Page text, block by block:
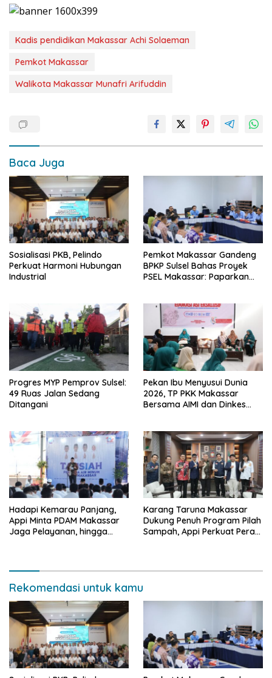
Kadis pendidikan Makassar Achi Solaeman
Pemkot Makassar
Walikota Makassar Munafri Arifuddin
Baca Juga
Sosialisasi PKB, Pelindo
Perkuat Harmoni Hubungan
Industrial
Pemkot Makassar Gandeng
BPKP Sulsel Bahas Proyek
PSEL Makassar: Paparkan
Progres MYP Pemprov Sulsel:
49 Ruas Jalan Sedang
Ditangani
Pekan Ibu Menyusui Dunia
2026, TP PKK Makassar
Bersama AIMI dan Dinkes
Hadapi Kemarau Panjang,
Appi Minta PDAM Makassar
Jaga Pelayanan, hingga
Karang Taruna Makassar
Dukung Penuh Program Pilah
Sampah, Appi Perkuat Peran
Rekomendasi untuk kamu